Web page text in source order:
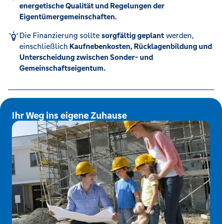
energetische Qualität und Regelungen der
Eigentümergemeinschaften.
Die Finanzierung sollte sorgfältig geplantwerden,
einschließlich Kaufnebenkosten, Rücklagenbildung und
Unterscheidung zwischen Sonder- und
Gemeinschaftseigentum.
Ihr Weg ins eigene Zuhause